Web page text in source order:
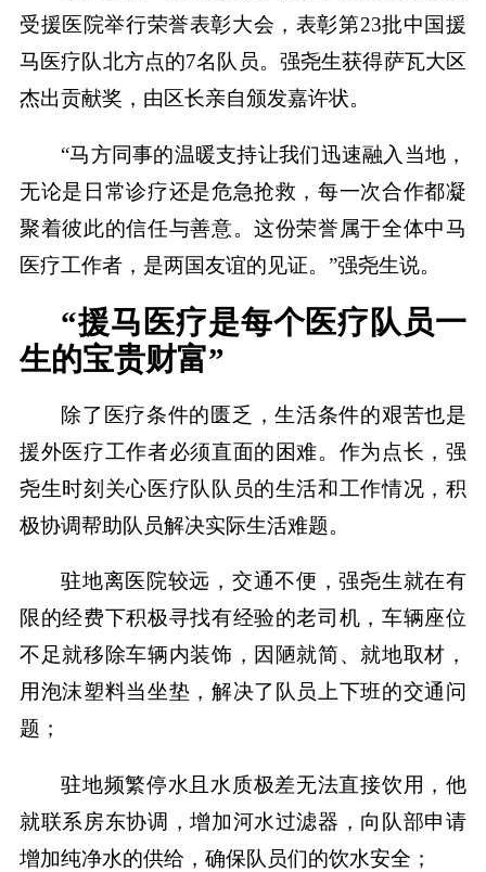
受援医院举行荣誉表彰大会，表彰第23批中国援
马医疗队北方点的7名队员。强尧生获得萨瓦大区
杰出贡献奖，由区长亲自颁发嘉许状。
“马方同事的温暖支持让我们迅速融入当地，
无论是日常诊疗还是危急抢救，每一次合作都凝
聚着彼此的信任与善意。这份荣誉属于全体中马
医疗工作者，是两国友谊的见证。”强尧生说。
“援马医疗是每个医疗队员一
生的宝贵财富”
除了医疗条件的匮乏，生活条件的艰苦也是
援外医疗工作者必须直面的困难。作为点长，强
尧生时刻关心医疗队队员的生活和工作情况，积
极协调帮助队员解决实际生活难题。
驻地离医院较远，交通不便，强尧生就在有
限的经费下积极寻找有经验的老司机，车辆座位
不足就移除车辆内装饰，因陋就简、就地取材，
用泡沫塑料当坐垫，解决了队员上下班的交通问
题；
驻地频繁停水且水质极差无法直接饮用，他
就联系房东协调，增加河水过滤器，向队部申请
增加纯净水的供给，确保队员们的饮水安全；